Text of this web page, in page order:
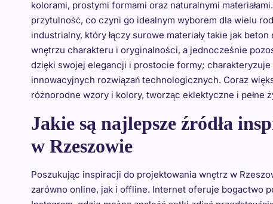
kolorami, prostymi formami oraz naturalnymi
przytulność, co czyni go idealnym wyborem dla wielu
industrialny, który łączy surowe materiały takie jak
wnętrzu charakteru i oryginalności, a jednocześnie
dzięki swojej elegancji i prostocie formy;
innowacyjnych rozwiązań technologicznych. Coraz
różnorodne wzory i kolory, tworząc eklektyczne i pełne
Jakie są najlepsze źródła
w Rzeszowie
Poszukując inspiracji do projektowania wnętrz w
zarówno online, jak i offline. Internet oferuje bogactwo